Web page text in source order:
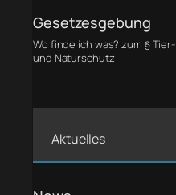
Gesetzesgebung
Wo finde ich was? zum § Tier-
und Naturschutz
Aktuelles